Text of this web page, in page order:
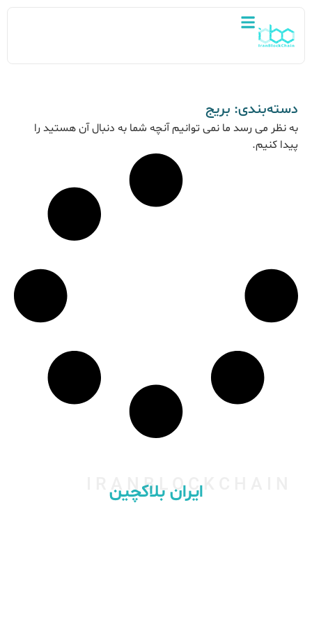
دسته‌بندی: بریج
به نظر می رسد ما نمی توانیم آنچه شما به دنبال آن هستید را
پیدا کنیم.
IRANBLOCKCHAIN
ایران بلاکچین